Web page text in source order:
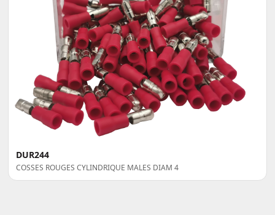
DUR244
COSSES ROUGES CYLINDRIQUE MALES DIAM 4